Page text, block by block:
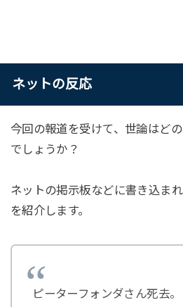
ネットの反応
今回の報道を受けて、世論はど
でしょうか？
ネットの掲示板などに書き込ま
を紹介します。
ピーターフォンダさん死去。